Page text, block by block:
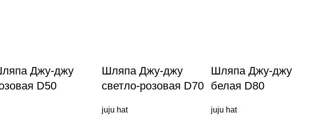
Джу-джу
D50
Шляпа Джу-джу
светло-розовая D70
juju hat
Шляпа Джу-джу
белая D80
juju hat